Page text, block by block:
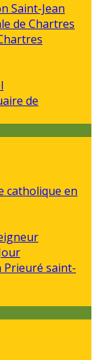
Saint-Jean
de Chartres
de
catholique en
Prieuré saint-